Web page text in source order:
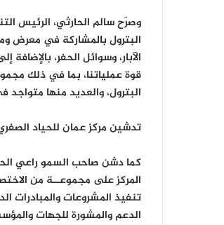
وصرّح سالم الحارثي، الرئيس
الآبار، وسوائل الحفر،
قوة عملياتنا، بما في ذلك
البترول، والعديد منها
تدشين مركز عمان للحياد
كما دشن صاحب السمو راعي
المركز على مجموعــة من
تنفيذ المشروعات والمبادرات
الدعم والمشورة للجهات